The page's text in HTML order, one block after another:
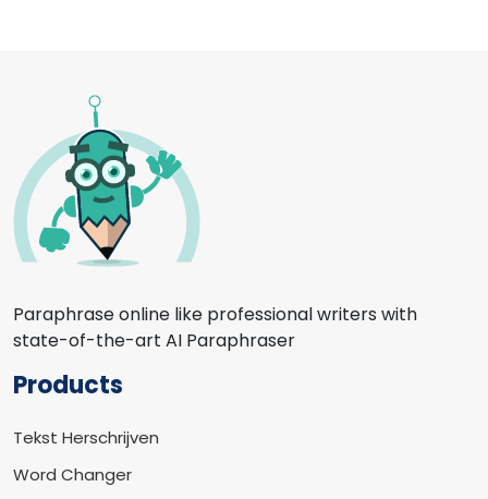
Paraphrase online like professional writers with
state-of-the-art AI Paraphraser
Products
Tekst Herschrijven
Word Changer